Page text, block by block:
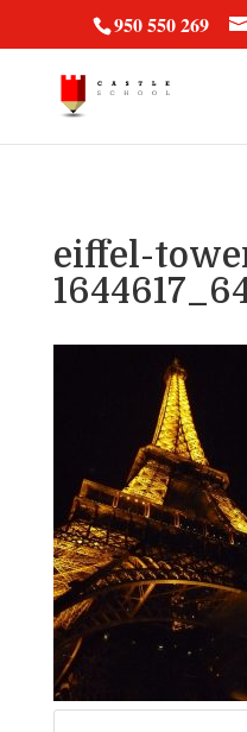
950 550 269
eiffel-